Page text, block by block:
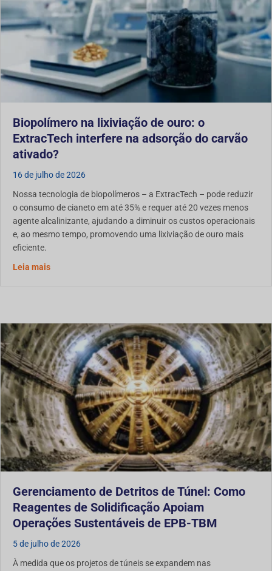
Biopolímero na lixiviação de ouro: o
ExtracTech interfere na adsorção do carvão
ativado?
16 de julho de 2026
Nossa tecnologia de biopolímeros – a ExtracTech – pode reduzir
o consumo de cianeto em até 35% e requer até 20 vezes menos
agente alcalinizante, ajudando a diminuir os custos operacionais
e, ao mesmo tempo, promovendo uma lixiviação de ouro mais
eficiente.
Leia maissobre o uso de biopolímeros na lixiviação de ouro: a
Gerenciamento de Detritos de Túnel: Como
Reagentes de Solidificação Apoiam
Operações Sustentáveis de EPB-TBM
5 de julho de 2026
À medida que os projetos de túneis se expandem nas